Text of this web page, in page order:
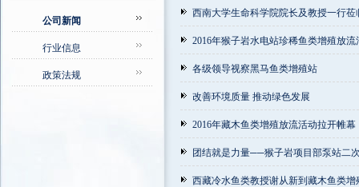
公司新闻
行业信息
政策法规
西南大学生命科学院院长及教授一行
2016年猴子岩水电站珍稀鱼类增殖放流
各级领导视察黑马鱼类增殖站
改善环境质量 推动绿色发展
2016年藏木鱼类增殖放流活动拉开帷幕
团结就是力量──猴子岩项目部泵站二
西藏冷水鱼类教授谢从新到藏木鱼类增